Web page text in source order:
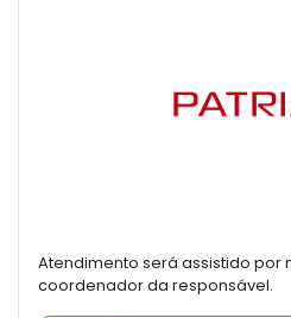
Atendimento será assistido por
coordenador da responsável.